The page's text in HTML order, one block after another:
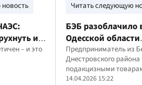
и
– и это
Читать следующую
БЭБ разоблачило
Одесской области
реализовавшего
нелегальный
Предприниматель из
Днестровского района
подакцизными
лицензии и акцизных
14.04.2026 15:22